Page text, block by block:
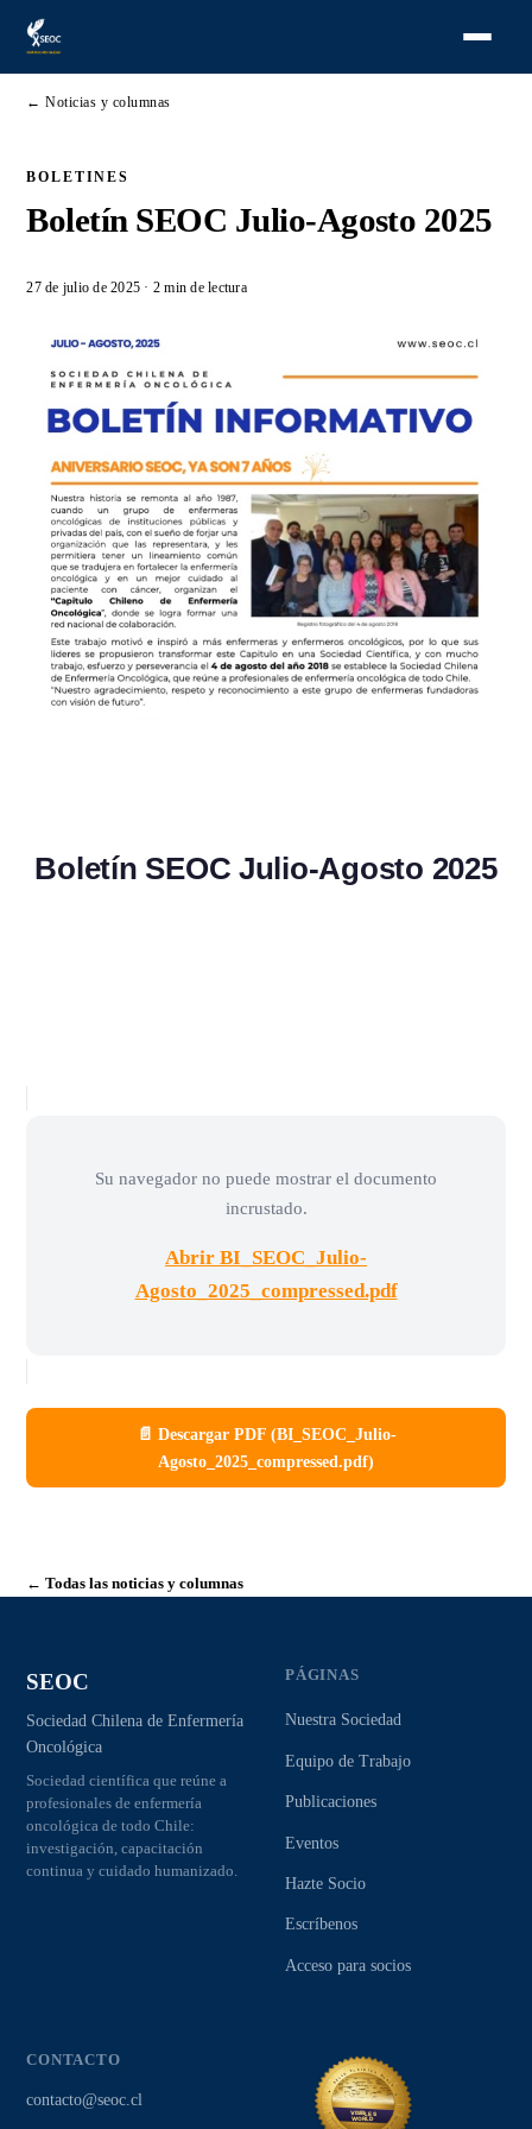
← Noticias y columnas
BOLETINES
Boletín SEOC Julio-Agosto 2025
27 de julio de 2025 · 2 min de lectura
Boletín SEOC Julio-Agosto 2025
Su navegador no puede mostrar el documento
incrustado.
Abrir BI_SEOC_Julio-
Agosto_2025_compressed.pdf
📄 Descargar PDF (BI_SEOC_Julio-
Agosto_2025_compressed.pdf)
← Todas las noticias y columnas
SEOC
Sociedad Chilena de Enfermería
Oncológica
Sociedad científica que reúne a
profesionales de enfermería
oncológica de todo Chile:
investigación, capacitación
continua y cuidado humanizado.
PÁGINAS
Nuestra Sociedad
Equipo de Trabajo
Publicaciones
Eventos
Hazte Socio
Escríbenos
Acceso para socios
CONTACTO
contacto@seoc.cl